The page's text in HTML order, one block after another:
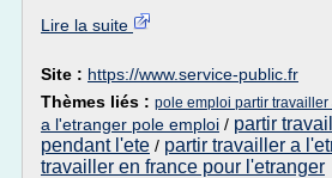
Lire la suite
Site : https://www.service-public.fr
Thèmes liés : pole emploi partir travailler
a l'etranger pole emploi / partir
pendant l'ete / partir travailler a
travailler en france pour l'etranger